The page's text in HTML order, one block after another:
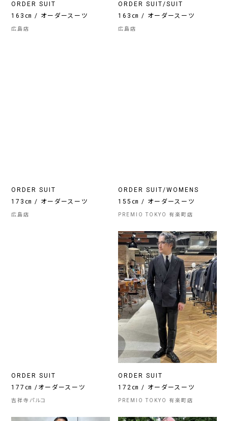
ORDER SUIT
163㎝ / オーダースーツ
広島店
ORDER SUIT/SUIT
163㎝ / オーダースーツ
広島店
ORDER SUIT
173㎝ / オーダースーツ
広島店
ORDER SUIT/WOMENS
155㎝ / オーダースーツ
PREMIO TOKYO 有楽町店
ORDER SUIT
177㎝ /オーダースーツ
吉祥寺パルコ
ORDER SUIT
172㎝ / オーダースーツ
PREMIO TOKYO 有楽町店